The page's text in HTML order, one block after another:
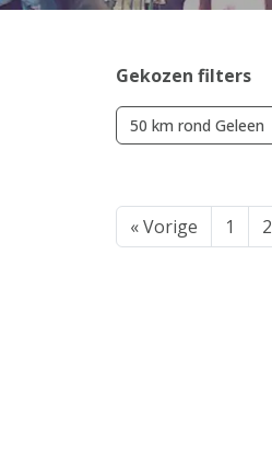
Gekozen filters
50 km rond Geleen
« Vorige 1 2